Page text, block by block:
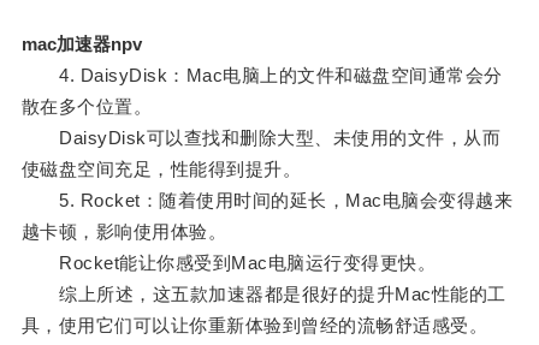
mac加速器npv
4. DaisyDisk：Mac电脑上的文件和磁盘空间通常会分
散在多个位置。
DaisyDisk可以查找和删除大型、未使用的文件，从而
使磁盘空间充足，性能得到提升。
5. Rocket：随着使用时间的延长，Mac电脑会变得越来
越卡顿，影响使用体验。
Rocket能让你感受到Mac电脑运行变得更快。
综上所述，这五款加速器都是很好的提升Mac性能的工
具，使用它们可以让你重新体验到曾经的流畅舒适感受。